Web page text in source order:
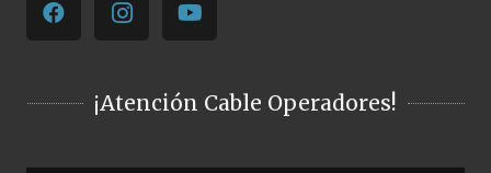
¡Atención Cable Operadores!